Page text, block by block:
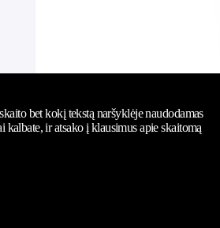
bet kokį tekstą naršyklėje naudodamas
kalbate, ir atsako į klausimus apie skaitomą